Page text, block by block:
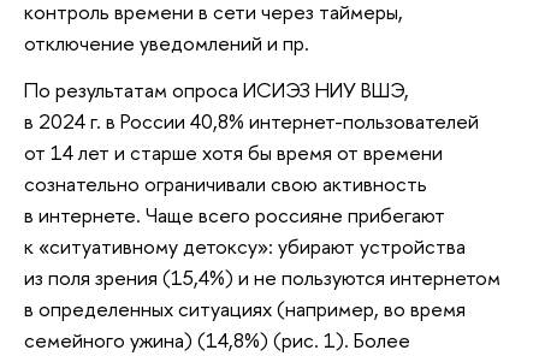
контроль времени в сети через таймеры,
отключение уведомлений и пр.
По результатам опроса ИСИЭЗ НИУ ВШЭ,
в 2024 г. в России 40,8% интернет-пользователей
от 14 лет и старше хотя бы время от времени
сознательно ограничивали свою активность
в интернете. Чаще всего россияне прибегают
к «ситуативному детоксу»: убирают устройства
из поля зрения (15,4%) и не пользуются интернетом
в определенных ситуациях (например, во время
семейного ужина) (14,8%) (рис. 1). Более